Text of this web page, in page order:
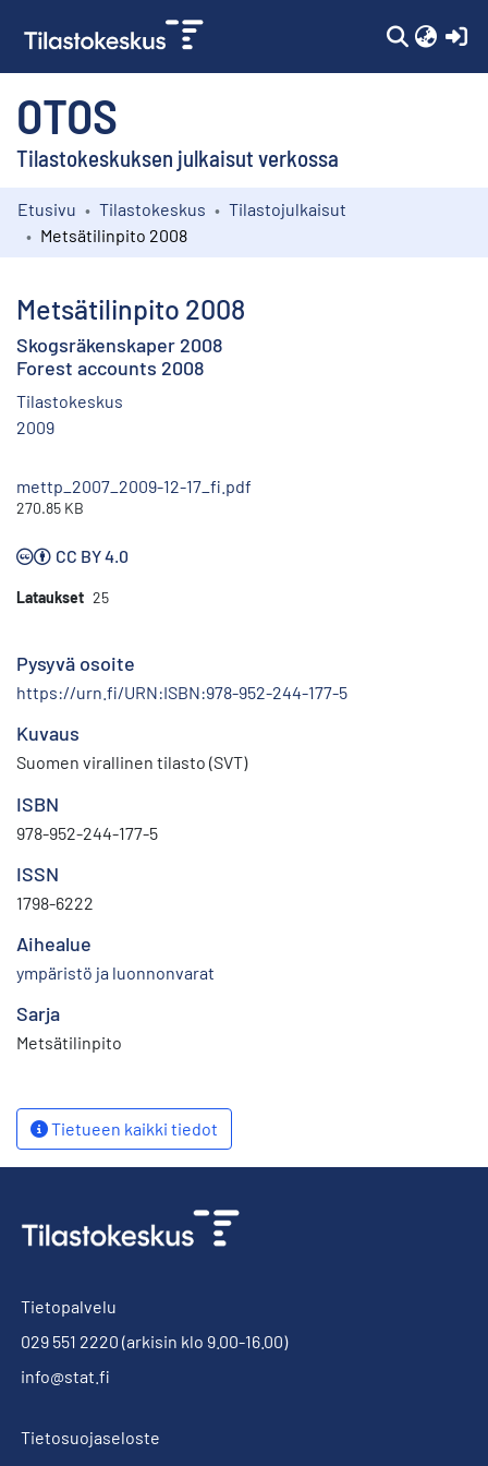
OTOS
Tilastokeskuksen julkaisut verkossa
Kokoelmat
Etusivu Tilastokeskus
Tilastojulkaisut
Metsätilinpito 2008
Metsätilinpito 2008
Skogsräkenskaper 2008
Forest accounts 2008
Tilastokeskus
2009
mettp_2007_2009-12-17_fi.pdf
270.85 KB
CC BY 4.0
Lataukset 25
Pysyvä osoite
https://urn.fi/URN:ISBN:978-952-244-177-5
Kuvaus
Suomen virallinen tilasto (SVT)
ISBN
978-952-244-177-5
ISSN
1798-6222
Aihealue
ympäristö ja luonnonvarat
Sarja
Metsätilinpito
Tietueen kaikki tiedot
Tietopalvelu
029 551 2220 (arkisin klo 9.00-16.00)
info@stat.fi
Tietosuojaseloste